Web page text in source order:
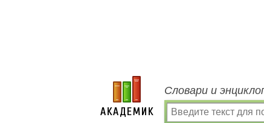
Словари и